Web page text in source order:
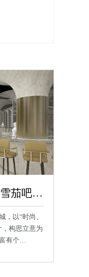
南宁万科里do it 雪茄吧定制不锈钢包柱
，以“时尚、
构思立意为
有个…